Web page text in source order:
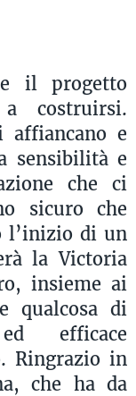
il progetto
costruirsi.
affiancano e
sensibilità e
che ci
sicuro che
l’inizio di un
la Victoria
insieme ai
qualcosa di
efficace
Ringrazio in
che ha da